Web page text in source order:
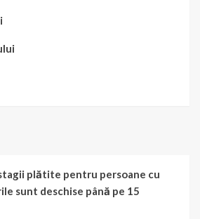
plătite pentru persoane cu
sunt deschise până pe 15